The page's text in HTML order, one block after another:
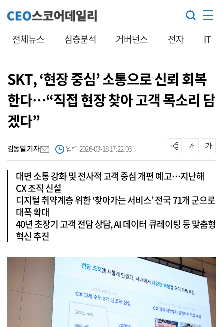
전체뉴스 심층분석 거버넌스 전자 IT
SKT, ‘현장 중심’ 소통으로 신뢰 회복
한다…“직접 현장 찾아 고객 목소리 담
겠다”
김동일 기자 입력 2026-03-18 17:22:03
대면 소통 강화 및 전사적 고객 중심 개편 예고…지난해
CX 조직 신설
디지털 취약계층 위한 ‘찾아가는 서비스’ 전국 71개 군으로
대폭 확대
40년 초장기 고객 전담 상담, AI 데이터 큐레이팅 등 맞춤형
혁신 추진